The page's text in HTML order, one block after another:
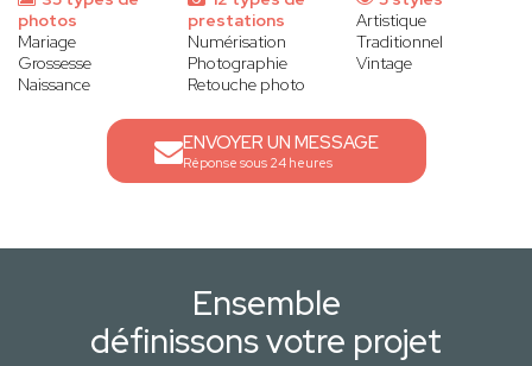
photos
Mariage
Grossesse
Naissance
prestations
Numérisation
Photographie
Retouche photo
Artistique
Traditionnel
Vintage
ENVOYER UN MESSAGE
Réponse sous 24 heures
Ensemble
définissons votre projet